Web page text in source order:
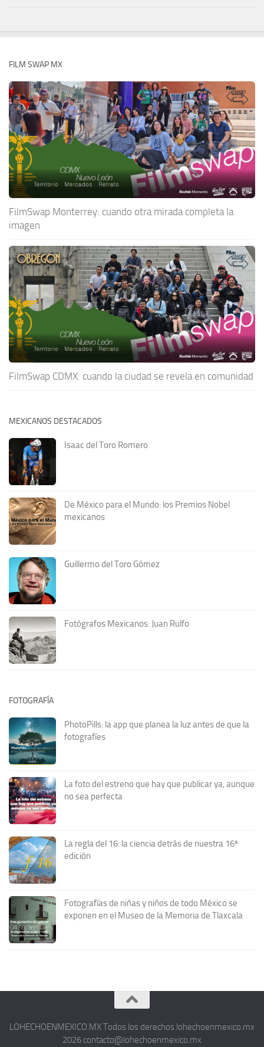
FILM SWAP MX
FilmSwap Monterrey: cuando otra mirada completa la
imagen
FilmSwap CDMX: cuando la ciudad se revela en comunidad
MEXICANOS DESTACADOS
Isaac del Toro Romero
De México para el Mundo: los Premios Nobel
mexicanos
Guillermo del Toro Gómez
Fotógrafos Mexicanos: Juan Rulfo
FOTOGRAFÍA
PhotoPills: la app que planea la luz antes de que la
fotografíes
La foto del estreno que hay que publicar ya, aunque
no sea perfecta
La regla del 16: la ciencia detrás de nuestra 16ª
edición
Fotografías de niñas y niños de todo México se
exponen en el Museo de la Memoria de Tlaxcala
LOHECHOENMEXICO.MX Todos los derechos lohechoenmexico.mx
2026 contacto@lohechoenmexico.mx